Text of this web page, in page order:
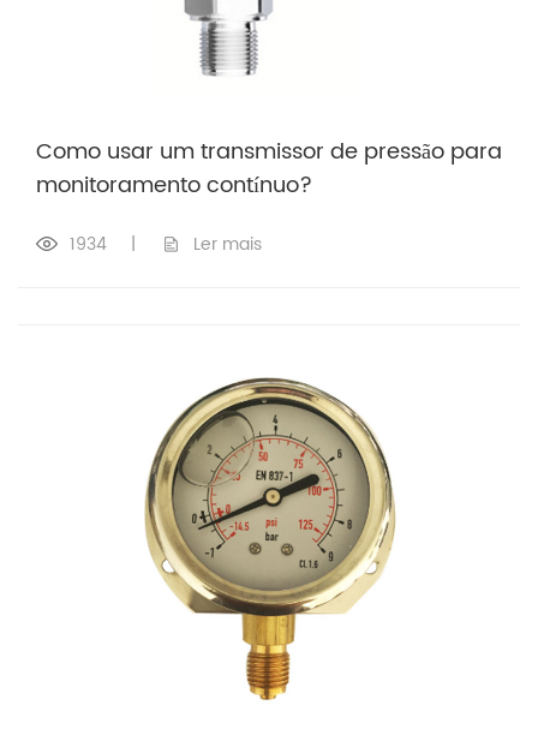
Como usar um transmissor de pressão para
monitoramento contínuo?
1934 | Ler mais